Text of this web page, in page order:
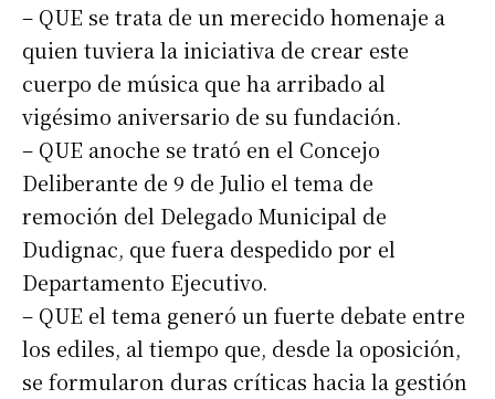
– QUE se trata de un merecido homenaje a
quien tuviera la iniciativa de crear este
cuerpo de música que ha arribado al
vigésimo aniversario de su fundación.
– QUE anoche se trató en el Concejo
Deliberante de 9 de Julio el tema de
remoción del Delegado Municipal de
Dudignac, que fuera despedido por el
Departamento Ejecutivo.
– QUE el tema generó un fuerte debate entre
los ediles, al tiempo que, desde la oposición,
se formularon duras críticas hacia la gestión